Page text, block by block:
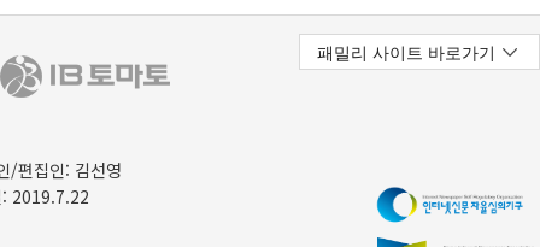
/편집인: 김선영
2019.7.22